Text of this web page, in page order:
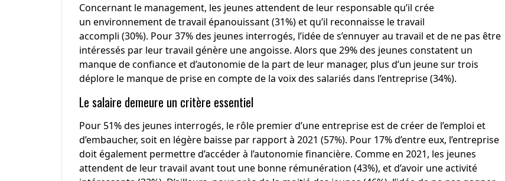
Concernant le management, les jeunes attendent de leur responsable qu’il crée
un environnement de travail épanouissant (31%) et qu’il reconnaisse le travail
accompli (30%). Pour 37% des jeunes interrogés, l’idée de s’ennuyer au travail et de ne pas être
intéressés par leur travail génère une angoisse. Alors que 29% des jeunes constatent un
manque de confiance et d’autonomie de la part de leur manager, plus d’un jeune sur trois
déplore le manque de prise en compte de la voix des salariés dans l’entreprise (34%).
Le salaire demeure un critère essentiel
Pour 51% des jeunes interrogés, le rôle premier d’une entreprise est de créer de l’emploi et
d’embaucher, soit en légère baisse par rapport à 2021 (57%). Pour 17% d’entre eux, l’entreprise
doit également permettre d’accéder à l’autonomie financière. Comme en 2021, les jeunes
attendent de leur travail avant tout une bonne rémunération (43%), et d’avoir une activité